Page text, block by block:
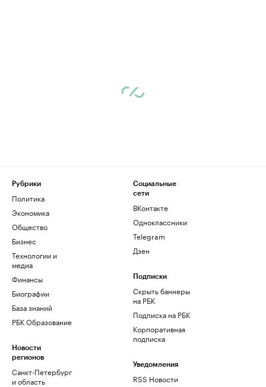
Рубрики
Политика
Экономика
Общество
Бизнес
Технологии и
медиа
Финансы
Биографии
База знаний
РБК Образование
Новости
регионов
Санкт-Петербург
и область
Социальные
сети
ВКонтакте
Одноклассники
Telegram
Дзен
Подписки
Скрыть баннеры
на РБК
Подписка на РБК
Корпоративная
подписка
Уведомления
RSS Новости